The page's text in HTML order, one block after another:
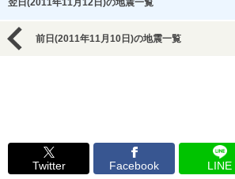
翌日(2011年11月12日)の地震一覧
前日(2011年11月10日)の地震一覧
Twitter Facebook LINE